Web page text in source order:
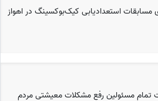
مسابقات استعدادیابی کیک‌بوکسینگ در اهواز
تمام مسئولین رفع مشکلات معیشتی مردم